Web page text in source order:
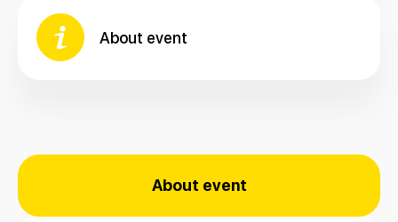
About event
About event